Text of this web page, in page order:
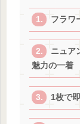
フラワ
ニュア
魅力の一着
1枚で